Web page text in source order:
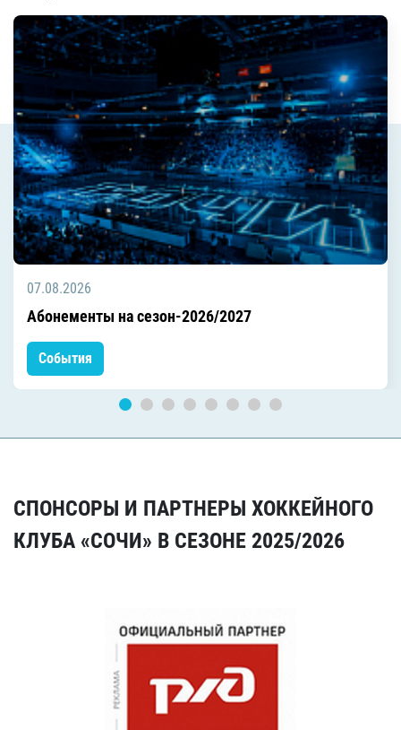
07.08.2026
Абонементы на сезон-2026/2027
События
СПОНСОРЫ И ПАРТНЕРЫ ХОККЕЙНОГО
КЛУБА «СОЧИ» В СЕЗОНЕ 2025/2026